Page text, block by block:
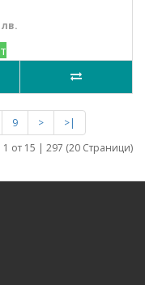
9 >
>|
1 от 15 | 297 (20 Страници)